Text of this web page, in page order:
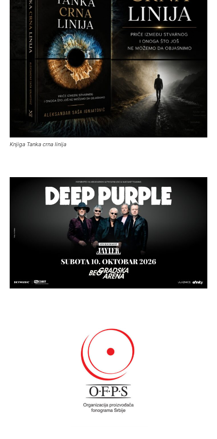
Knjiga Tanka crna linija